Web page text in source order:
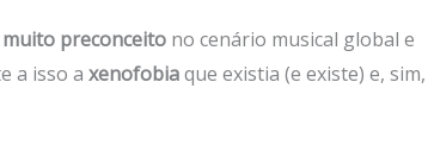
preconceito no cenário musical global e
a isso a xenofobiaque existia (e existe) e, sim,